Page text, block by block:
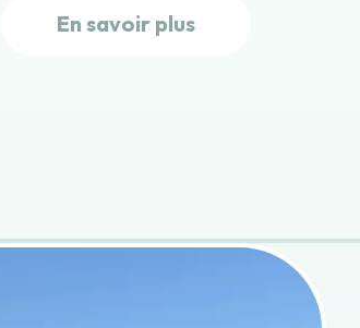
En savoir plus